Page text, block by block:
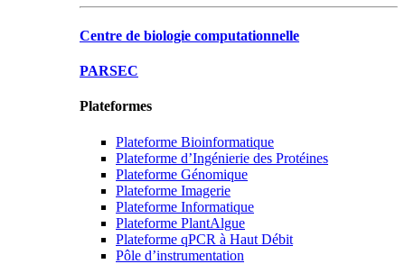
Centre de biologie computationnelle
PARSEC
Plateformes
Plateforme Bioinformatique
Plateforme d’Ingénierie des Protéines
Plateforme Génomique
Plateforme Imagerie
Plateforme Informatique
Plateforme PlantAlgue
Plateforme qPCR à Haut Débit
Pôle d’instrumentation